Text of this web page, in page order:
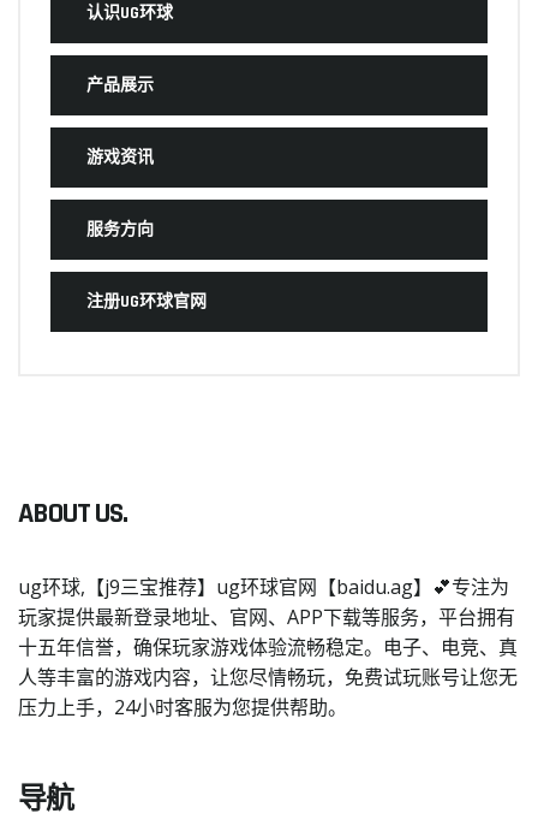
认识UG环球
产品展示
游戏资讯
服务方向
注册UG环球官网
ABOUT US.
ug环球,【j9三宝推荐】ug环球官网【baidu.ag】💕专注为
玩家提供最新登录地址、官网、APP下载等服务，平台拥有
十五年信誉，确保玩家游戏体验流畅稳定。电子、电竞、真
人等丰富的游戏内容，让您尽情畅玩，免费试玩账号让您无
压力上手，24小时客服为您提供帮助。
导航